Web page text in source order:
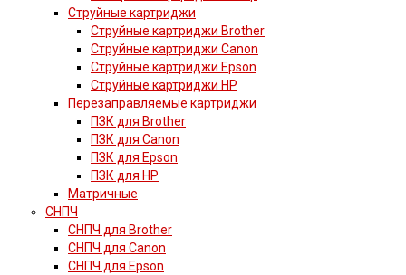
Струйные картриджи
Струйные картриджи Brother
Струйные картриджи Canon
Струйные картриджи Epson
Струйные картриджи HP
Перезаправляемые картриджи
ПЗК для Brother
ПЗК для Canon
ПЗК для Epson
ПЗК для HP
Матричные
СНПЧ
СНПЧ для Brother
СНПЧ для Canon
СНПЧ для Epson